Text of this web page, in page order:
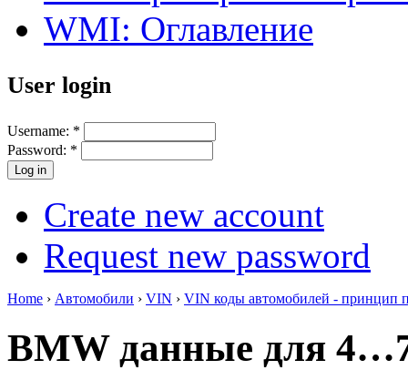
WMI: Оглавление
User login
Username: *
Password: *
Create new account
Request new password
Home › Автомобили › VIN › VIN коды автомобилей - принцип
BMW данные для